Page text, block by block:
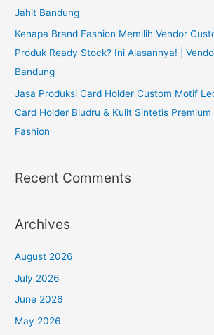
Jahit Bandung
Kenapa Brand Fashion Memilih Vendor
Produk Ready Stock? Ini Alasannya! |
Bandung
Jasa Produksi Card Holder Custom Motif
Card Holder Bludru & Kulit Sintetis
Fashion
Recent Comments
Archives
August 2026
July 2026
June 2026
May 2026